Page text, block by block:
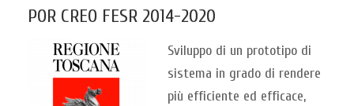
POR CREO FESR 2014-2020
Sviluppo di un prototipo di
sistema in grado di rendere
più efficiente ed efficace,